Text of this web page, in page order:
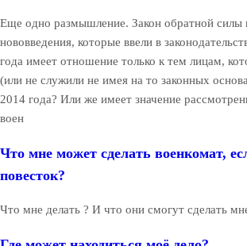
Еще одно размышление. Закон обратной силы
нововведения, которые ввели в
года имеет отношение только к тем лицам,
(или не служили не имея на то законных
2014 года? Или же имеет значение
воен
Что мне может сделать военкомат,
повесток?
Что мне делать ? И что они смогут сделать